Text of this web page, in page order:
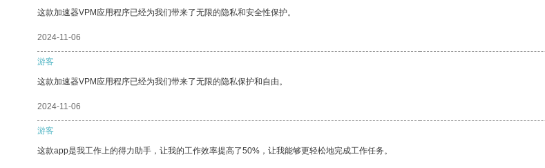
这款加速器VPM应用程序已经为我们带来了无限的隐私和安全性保护。
2024-11-06
游客
这款加速器VPM应用程序已经为我们带来了无限的隐私保护和自由。
2024-11-06
游客
这款app是我工作上的得力助手，让我的工作效率提高了50%，让我能够更轻松地完成工作任务。